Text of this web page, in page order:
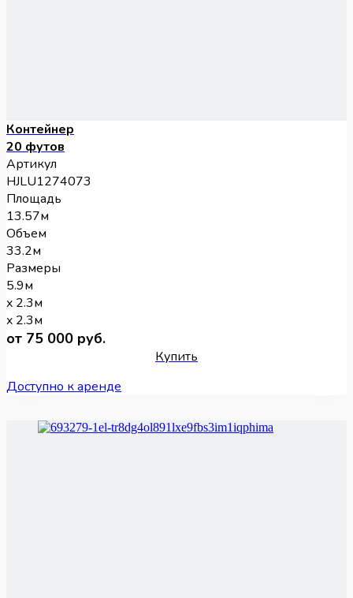
Контейнер
20 футов
Артикул
HJLU1274073
Площадь
13.57м
Объем
33.2м
Размеры
5.9м
x 2.3м
x 2.3м
от 75 000 руб.
Купить
Доступно к аренде